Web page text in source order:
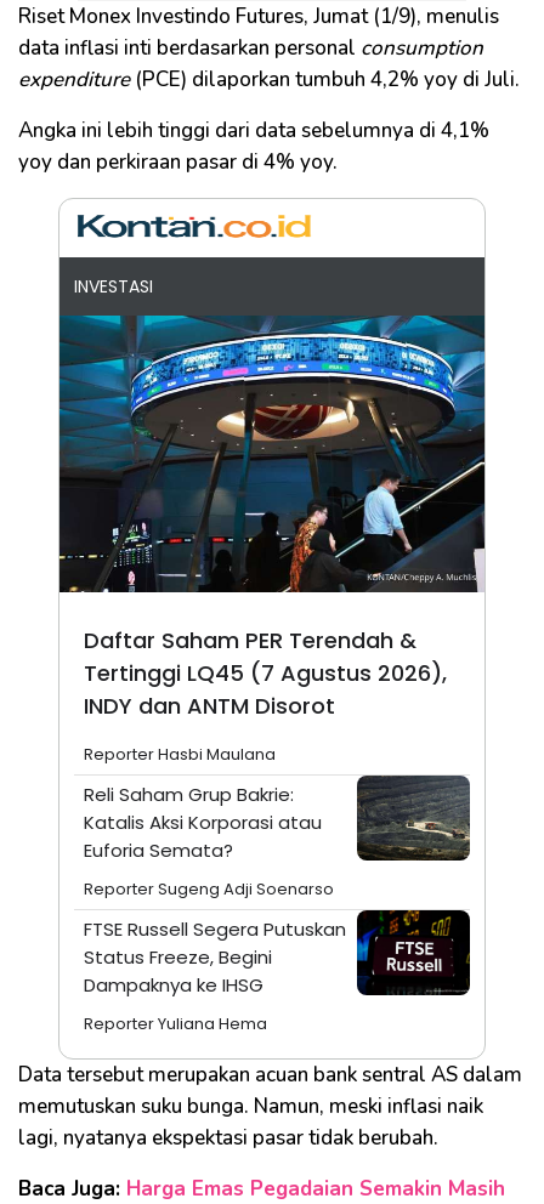
Riset Monex Investindo Futures, Jumat (1/9), menulis
data inflasi inti berdasarkan personal consumption
expenditure(PCE) dilaporkan tumbuh 4,2% yoy di Juli.
Angka ini lebih tinggi dari data sebelumnya di 4,1%
yoy dan perkiraan pasar di 4% yoy.
INVESTASI
Daftar Saham PER Terendah &
Tertinggi LQ45 (7 Agustus 2026),
INDY dan ANTM Disorot
Reporter Hasbi Maulana
Reli Saham Grup Bakrie:
Katalis Aksi Korporasi atau
Euforia Semata?
Reporter Sugeng Adji Soenarso
FTSE Russell Segera Putuskan
Status Freeze, Begini
Dampaknya ke IHSG
Reporter Yuliana Hema
Data tersebut merupakan acuan bank sentral AS dalam
memutuskan suku bunga. Namun, meski inflasi naik
lagi, nyatanya ekspektasi pasar tidak berubah.
Baca Juga: Harga Emas Pegadaian Semakin Masih